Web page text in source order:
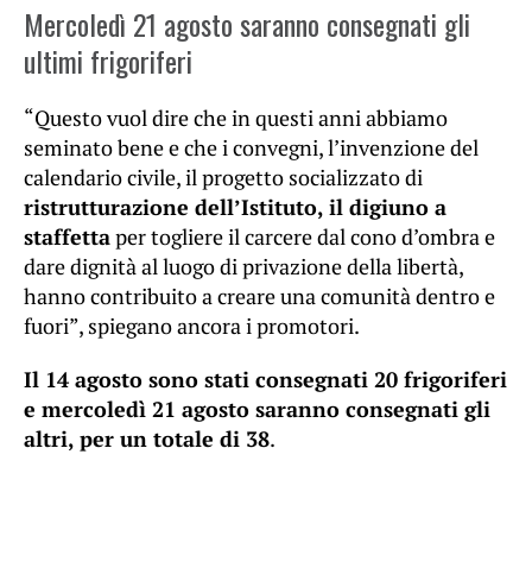
Mercoledì 21 agosto saranno consegnati gli
ultimi frigoriferi
“Questo vuol dire che in questi anni abbiamo
seminato bene e che i convegni, l’invenzione del
calendario civile, il progetto socializzato di
ristrutturazione dell’Istituto, il digiuno a
staffettaper togliere il carcere dal cono d’ombra e
dare dignità al luogo di privazione della libertà,
hanno contribuito a creare una comunità dentro e
fuori”, spiegano ancora i promotori.
Il 14 agosto sono stati consegnati 20 frigoriferi
e mercoledì 21 agosto saranno consegnati gli
altri, per un totale di 38.